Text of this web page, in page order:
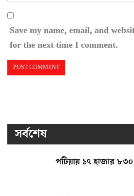
Save my name, email, and
for the next time I comment.
সর্বশেষ
পটিয়ায় ১৭ হাজার